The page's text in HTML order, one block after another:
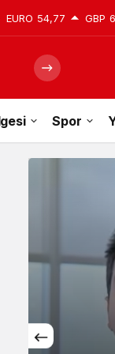
EURO 54,77 GBP
Spor
Gündüz
Gece
Gece